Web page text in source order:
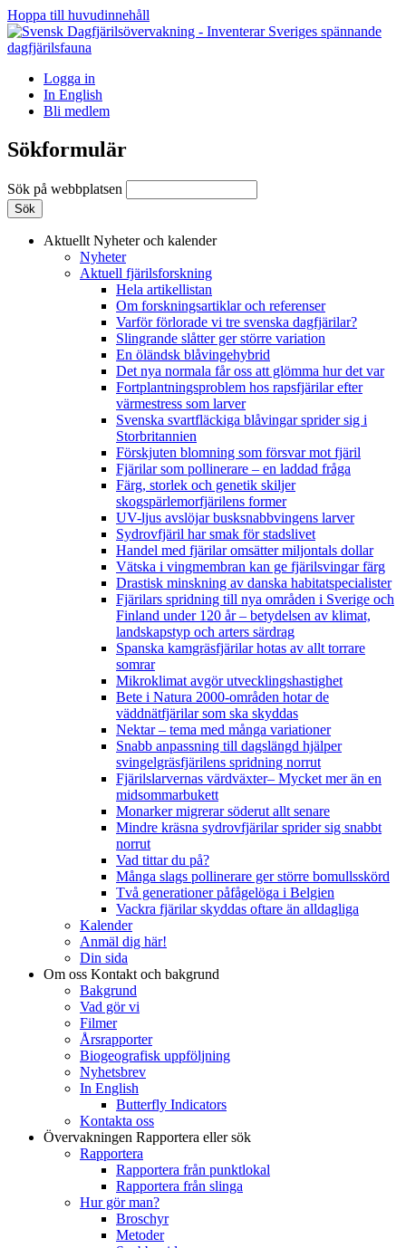
Hoppa till huvudinnehåll
Logga in
In English
Bli medlem
Sökformulär
Sök på webbplatsen
Aktuellt Nyheter och kalender
Nyheter
Aktuell fjärilsforskning
Hela artikellistan
Om forskningsartiklar och referenser
Varför förlorade vi tre svenska dagfjärilar?
Slingrande slåtter ger större variation
En öländsk blåvingehybrid
Det nya normala får oss att glömma hur det var
Fortplantningsproblem hos rapsfjärilar efter
värmestress som larver
Svenska svartfläckiga blåvingar sprider sig i
Storbritannien
Förskjuten blomning som försvar mot fjäril
Fjärilar som pollinerare – en laddad fråga
Färg, storlek och genetik skiljer
skogspärlemorfjärilens former
UV-ljus avslöjar busksnabbvingens larver
Sydrovfjäril har smak för stadslivet
Handel med fjärilar omsätter miljontals dollar
Vätska i vingmembran kan ge fjärilsvingar färg
Drastisk minskning av danska habitatspecialister
Fjärilars spridning till nya områden i Sverige och
Finland under 120 år– betydelsen av klimat,
landskapstyp och arters särdrag
Spanska kamgräsfjärilar hotas av allt torrare
somrar
Mikroklimat avgör utvecklingshastighet
Bete i Natura 2000-områden hotar de
väddnätfjärilar som ska skyddas
Nektar – tema med många variationer
Snabb anpassning till dagslängd hjälper
svingelgräsfjärilens spridning norrut
Fjärilslarvernas värdväxter– Mycket mer än en
midsommarbukett
Monarker migrerar söderut allt senare
Mindre kräsna sydrovfjärilar sprider sig snabbt
norrut
Vad tittar du på?
Många slags pollinerare ger större bomullsskörd
Två generationer påfågelöga i Belgien
Vackra fjärilar skyddas oftare än alldagliga
Kalender
Anmäl dig här!
Din sida
Om oss Kontakt och bakgrund
Bakgrund
Vad gör vi
Filmer
Årsrapporter
Biogeografisk uppföljning
Nyhetsbrev
In English
Butterfly Indicators
Kontakta oss
Övervakningen Rapportera eller sök
Rapportera
Rapportera från punktlokal
Rapportera från slinga
Hur gör man?
Broschyr
Metoder